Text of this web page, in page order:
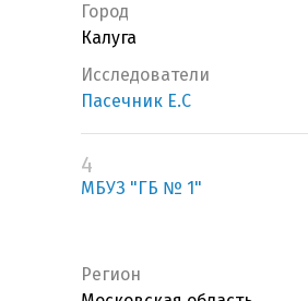
Город
Калуга
Исследователи
Пасечник Е.С
4
МБУЗ "ГБ № 1"
Регион